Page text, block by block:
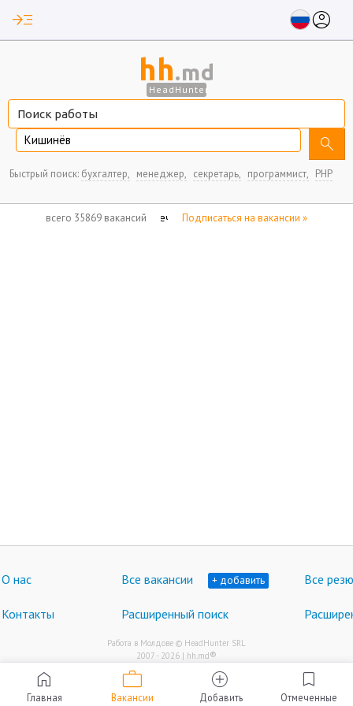
read_more account_circle
hh.md
HeadHunter
Кишинёв search
Быстрый поиск: бухгалтер, менеджер, секретарь, программист, PHP
всего 35869 вакансий Подписаться на вакансии »
нет отмеченных вакансий
home
Главная
work
Вакансии
add_circle
Добавить
bookmark
Отмеченные
О нас Все вакансии + добавить Все
Контакты Расширенный поиск
Работа в Молдове © HeadHunter SRL
2007 - 2026 | hh.md®